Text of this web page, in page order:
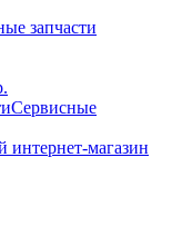
Сервисные
магазин